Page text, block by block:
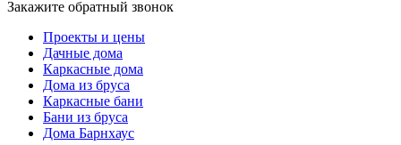
Закажите обратный звонок
Проекты и цены
Дачные дома
Каркасные дома
Дома из бруса
Каркасные бани
Бани из бруса
Дома Барнхаус